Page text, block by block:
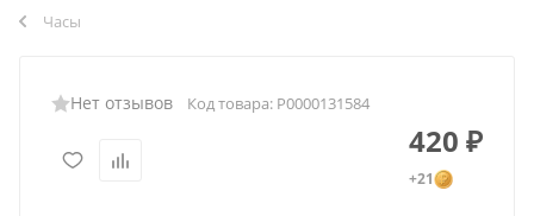
Часы
Нет отзывов Код товара: Р0000131584
420 ₽
+21